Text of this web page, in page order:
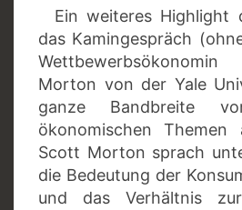
Ein weiteres Highlight
das Kamingespräch
Morton von der Yale
ganze Bandbreite
ökonomischen Themen
Scott Morton sprach
die Bedeutung der
und das Verhältnis